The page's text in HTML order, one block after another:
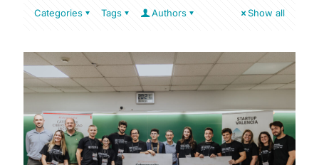
Categories Tags Authors Show all